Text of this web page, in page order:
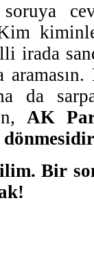
irada
da
AK
Bir